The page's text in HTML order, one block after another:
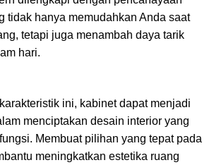
tidak hanya memudahkan Anda saat
tetapi juga menambah daya tarik
hari.
ini, kabinet dapat menjadi
menciptakan desain interior yang
Membuat pilihan yang tepat pada
meningkatkan estetika ruang